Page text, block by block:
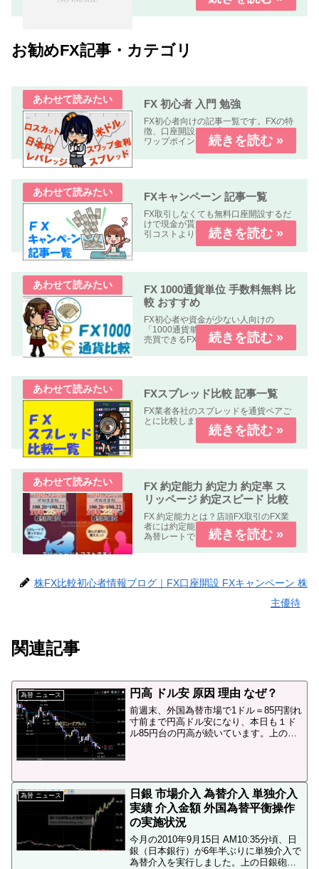
お勧めFX記事・カテゴリ
FX 初心者 入門 勉強
FX初心者向けの記事一覧です。FXの特
徴、口座開設、スプレッド、Pips、ス
ワップポイント、レバレッジ、ロン
グ、ショート、ロット、ロスカットな
どについて解説します、
FXキャンペーン 記事一覧
FX取引しなくても無料口座開設するだ
けで現金が貰えるキャンペーンや、取
引コストよりも貰える金額の方が多い
オトクなキャンペーン中心に掲載して
います。
FX 1000通貨単位 手数料無料 比
較 おすすめ
FX初心者や資金が少ない人向けの
「1000通貨単位以下、手数料無料」で
売買できるFX業者の比較記事です。
FXスプレッド比較 記事一覧
FX業者各社のスプレッドを通貨ペアご
とに比較します。
FX 約定能力 約定力 約定率 ス
リッページ 約定スピード 比較
FX 約定能力とは？店頭FX取引のFX業
者には約定能力の高いFX業者指定した
為替レートできちんと約定する。約定
能力の低いFX業者指定した為替レート
で約定しない。もしくは約定しにく
定能力 比較 まとめFX...
株FX比較初心者情報ブログ｜FX口座開設 FXキャンペーン 株
主優待
関連記事
為替 ニュース 円高 ドル安 原因 理由 なぜ？
前週末、外国為替市場で1ドル＝85円割れ
寸前まで円高ドル安になり、本日も１ド
ル85円台の円高が続いています。上のチ
為替 ニュース
日銀 市場介入 為替介入 単独介入
実績 介入金額 外国為替平衡操作
の実施状況
今月の2010年9月15日 AM10:35分頃、日
銀（日本銀行）が6年半ぶりに単独介入で
為替介入を実行しました。上の日銀砲